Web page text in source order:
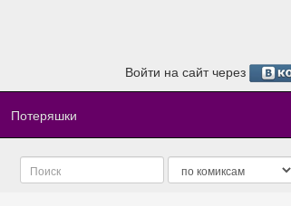
Войти на сайт через
Потеряшки